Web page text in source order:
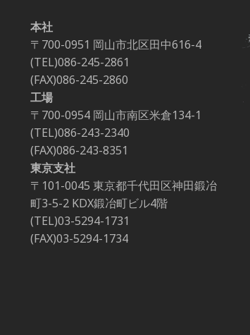
本社
〒700-0951 岡山市北区田中616-4
(TEL)086-245-2861
(FAX)086-245-2860
工場
〒700-0954 岡山市南区米倉134-1
(TEL)086-243-2340
(FAX)086-243-8351
東京支社
〒101-0045 東京都千代田区神田鍛冶
町3-5-2 KDX鍛冶町ビル4階
(TEL)03-5294-1731
(FAX)03-5294-1734